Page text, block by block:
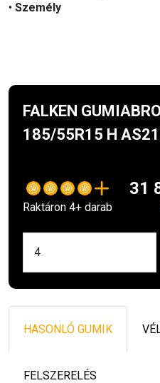
• Személy
FALKEN
185/55R15 H
Raktáron 4+ darab
31
HASONLÓ GUMIK
FELSZERELÉS